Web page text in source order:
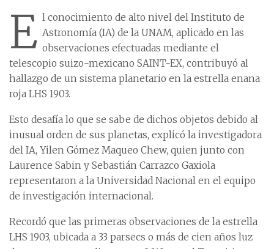
E l conocimiento de alto nivel del Instituto de
Astronomía (IA) de la UNAM, aplicado en las
observaciones efectuadas mediante el
telescopio suizo-mexicano SAINT-EX, contribuyó al
hallazgo de un sistema planetario en la estrella enana
roja LHS 1903.
Esto desafía lo que se sabe de dichos objetos debido al
inusual orden de sus planetas, explicó la investigadora
del IA, Yilen Gómez Maqueo Chew, quien junto con
Laurence Sabin y Sebastián Carrazco Gaxiola
representaron a la Universidad Nacional en el equipo
de investigación internacional.
Recordó que las primeras observaciones de la estrella
LHS 1903, ubicada a 33 parsecs o más de cien años luz